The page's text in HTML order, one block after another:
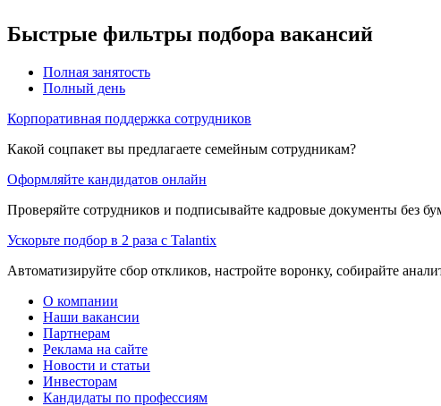
Быстрые фильтры подбора вакансий
Полная занятость
Полный день
Корпоративная поддержка сотрудников
Какой соцпакет вы предлагаете семейным сотрудникам?
Оформляйте кандидатов онлайн
Проверяйте сотрудников и подписывайте кадровые документы без
Ускорьте подбор в 2 раза с Talantix
Автоматизируйте сбор откликов, настройте воронку, собирайте
О компании
Наши вакансии
Партнерам
Реклама на сайте
Новости и статьи
Инвесторам
Кандидаты по профессиям